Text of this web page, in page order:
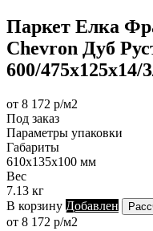
Паркет Елка
Chevron Дуб
600/475х125х14/
от 8 172 р/м2
Под заказ
Параметры упаковки
Габариты
610х135х100 мм
Вес
7.13 кг
В корзину Добавлен
от 8 172 р/м2